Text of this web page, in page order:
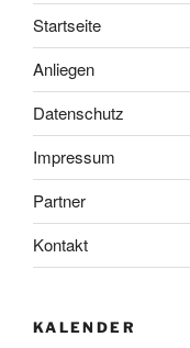
Startseite
Anliegen
Datenschutz
Impressum
Partner
Kontakt
KALENDER